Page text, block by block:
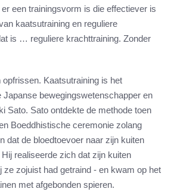
een trainingsvorm is die effectiever is
kaatsutraining en reguliere
is … reguliere krachttraining. Zonder
opfrissen. Kaatsutraining is het
Japanse bewegingswetenschapper en
Sato. Sato ontdekte de methode toen
Boeddhistische ceremonie zolang
dat de bloedtoevoer naar zijn kuiten
realiseerde zich dat zijn kuiten
ze zojuist had getraind - en kwam op het
met afgebonden spieren.